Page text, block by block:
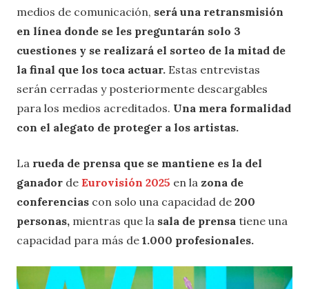
medios de comunicación, será una retransmisión
en línea donde se les preguntarán solo 3
cuestiones y se realizará el sorteo de la mitad de
la final que los toca actuar. Estas entrevistas
serán cerradas y posteriormente descargables
para los medios acreditados. Una mera formalidad
con el alegato de proteger a los artistas.
La rueda de prensa que se mantiene es la del
ganador de Eurovisión 2025 en la zona de
conferencias con solo una capacidad de 200
personas, mientras que la sala de prensa tiene una
capacidad para más de 1.000 profesionales.